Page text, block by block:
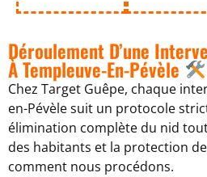
Déroulement D’une
À Templeuve-En-Pévèle
Chez Target Guêpe, chaque
en-Pévèle suit un protocole
élimination complète du nid
des habitants et la protection
comment nous procédons.